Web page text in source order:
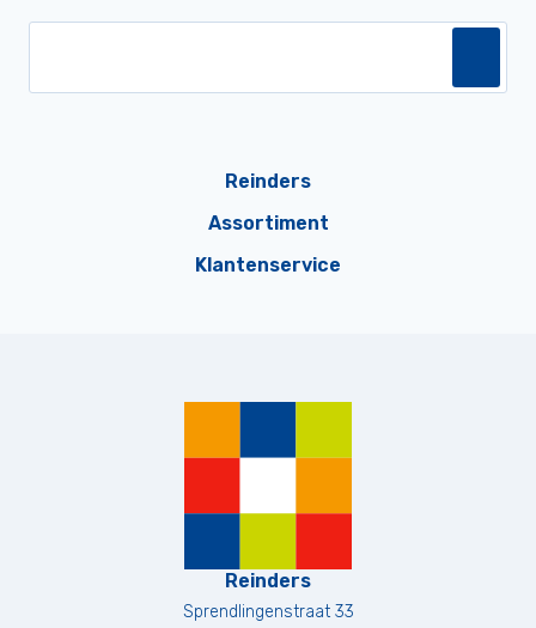
Reinders
Assortiment
Klantenservice
Reinders
Sprendlingenstraat 33